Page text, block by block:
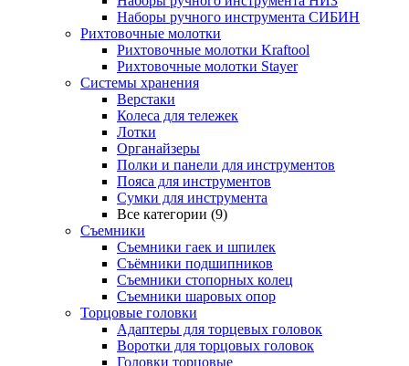
Наборы ручного инструмента СИБИН
Рихтовочные молотки
Рихтовочные молотки Kraftool
Рихтовочные молотки Stayer
Системы хранения
Верстаки
Колеса для тележек
Лотки
Органайзеры
Полки и панели для инструментов
Пояса для инструментов
Сумки для инструмента
Все категории (9)
Съемники
Съемники гаек и шпилек
Съёмники подшипников
Съемники стопорных колец
Съемники шаровых опор
Торцовые головки
Адаптеры для торцевых головок
Воротки для торцовых головок
Головки торцовые